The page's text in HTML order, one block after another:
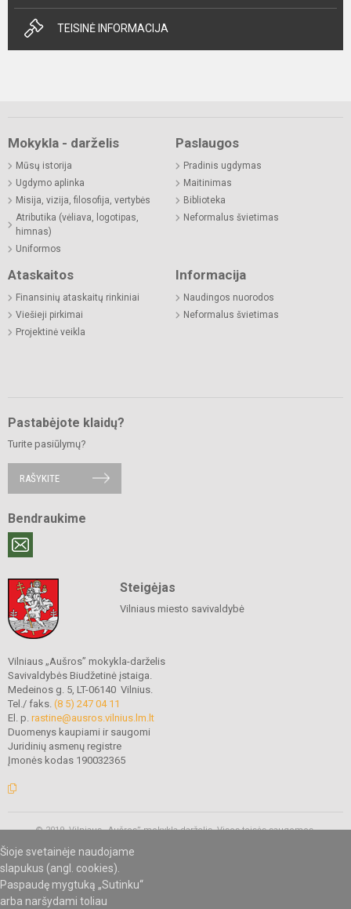
Šioje svetainėje naudojame
slapukus (angl. cookies).
Paspaudę mygtuką „Sutinku“
arba naršydami toliau
TEISINĖ INFORMACIJA
Mokykla - darželis
Mūsų istorija
Ugdymo aplinka
Misija, vizija, filosofija, vertybės
Atributika (vėliava, logotipas,
himnas)
Uniformos
Paslaugos
Pradinis ugdymas
Maitinimas
Biblioteka
Neformalus švietimas
Ataskaitos
Finansinių ataskaitų rinkiniai
Viešieji pirkimai
Projektinė veikla
Informacija
Naudingos nuorodos
Neformalus švietimas
Pastabėjote klaidų?
Turite pasiūlymų?
RAŠYKITE
Bendraukime
Steigėjas
Vilniaus miesto savivaldybė
Vilniaus „Aušros” mokykla-darželis
Savivaldybės Biudžetinė įstaiga.
Medeinos g. 5, LT-06140 Vilnius.
Tel./ faks. (8 5) 247 04 11
El. p. rastine@ausros.vilnius.lm.lt
Duomenys kaupiami ir saugomi
Juridinių asmenų registre
Įmonės kodas 190032365
© 2019. Vilniaus „Aušros” mokykla-darželis. Visos teisės saugomos.